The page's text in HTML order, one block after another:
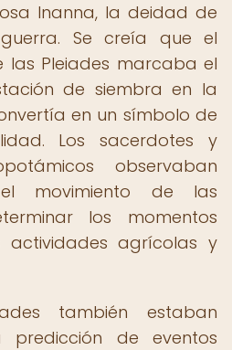
Inanna, la deidad de
Se creía que el
las Pleiades marcaba el
de siembra en la
en un símbolo de
Los sacerdotes y
observaban
el movimiento de las
los momentos
agrícolas y
también estaban
de eventos